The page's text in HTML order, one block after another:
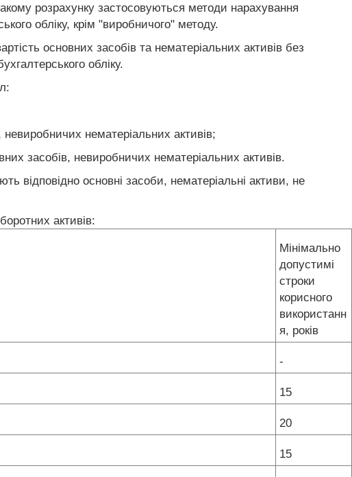
розрахунку застосовуються методи нарахування
обліку, крім "виробничого" методу.
основних засобів та нематеріальних активів без
обліку.
нематеріальних активів;
засобів, невиробничих нематеріальних активів.
відповідно основні засоби, нематеріальні активи, не
активів:
Мінімально
допустимі
строки
корисного
використанн
я, років
-
15
20
15